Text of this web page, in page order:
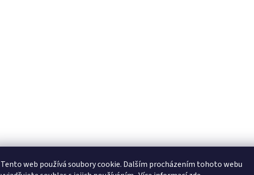
Tento web používá soubory cookie. Dalším procházením tohoto webu